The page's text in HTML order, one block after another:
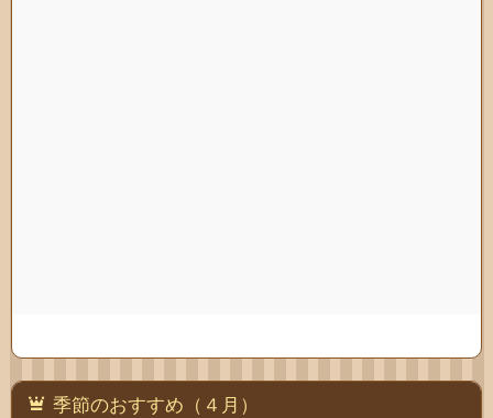
季節のおすすめ（４月）